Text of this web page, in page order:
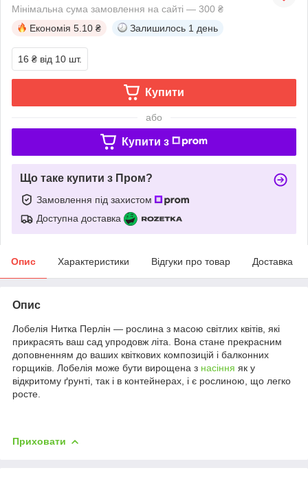
Мінімальна сума замовлення на сайті — 300 ₴
Економія 5.10 ₴ Залишилось 1 день
16 ₴ від 10 шт.
Купити
або
Купити з
Що таке купити з Пром?
Замовлення під захистом
Доступна доставка
Опис Характеристики Відгуки про товар Доставка
Опис
Лобелія Нитка Перлін — рослина з масою світлих квітів, які
прикрасять ваш сад упродовж літа. Вона стане прекрасним
доповненням до ваших квіткових композицій і балконних
горщиків. Лобелія може бути вирощена з насіння як у
відкритому ґрунті, так і в контейнерах, і є рослиною, що легко
росте.
Приховати